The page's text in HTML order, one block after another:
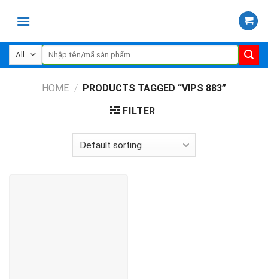
Search
for:
HOME / PRODUCTS TAGGED “VIPS 883”
FILTER